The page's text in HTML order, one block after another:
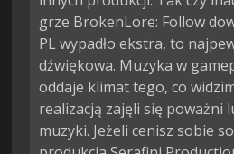
grze BrokenLore: Follow
PL wypadło ekstra, to
dźwiękowa. Muzyka w
oddaje klimat tego, co
realizacją zajęli się poważni
muzyki. Jeżeli cenisz sobie